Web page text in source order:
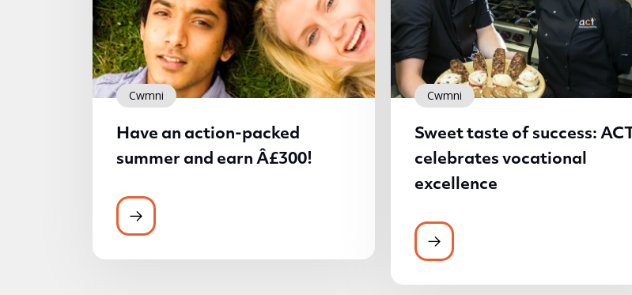
Cwmni
Have an action-packed
summer and earn Â£300!
Cwmni
Sweet taste of success: ACT
celebrates vocational
excellence